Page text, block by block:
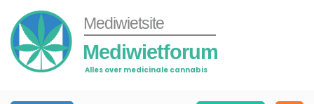
Mediwietsite
Mediwietforum
Alles over medicinale cannabis